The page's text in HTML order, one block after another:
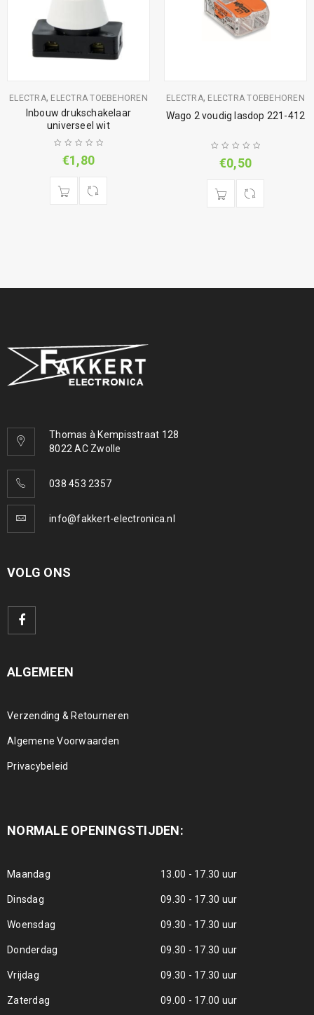
ELECTRA, ELECTRA TOEBEHOREN
Inbouw drukschakelaar
universeel wit
€1,80
ELECTRA, ELECTRA TOEBEHOREN
Wago 2 voudig lasdop 221-412
€0,50
Thomas à Kempisstraat 128
8022 AC Zwolle
038 453 2357
info@fakkert-electronica.nl
VOLG ONS
ALGEMEEN
Verzending & Retourneren
Algemene Voorwaarden
Privacybeleid
NORMALE OPENINGSTIJDEN:
Maandag 13.00 - 17.30 uur
Dinsdag 09.30 - 17.30 uur
Woensdag 09.30 - 17.30 uur
Donderdag 09.30 - 17.30 uur
Vrijdag 09.30 - 17.30 uur
Zaterdag 09.00 - 17.00 uur